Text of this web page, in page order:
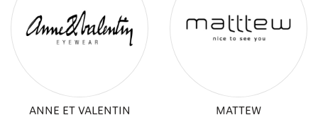
ANNE ET VALENTIN MATTEW